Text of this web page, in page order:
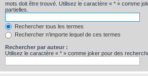
mots doit être trouvé. Utilisez le caractère « * » comme
partielles.
Rechercher tous les termes
Rechercher n’importe lequel de ces termes
Rechercher par auteur :
Utilisez le caractère « * » comme joker pour des